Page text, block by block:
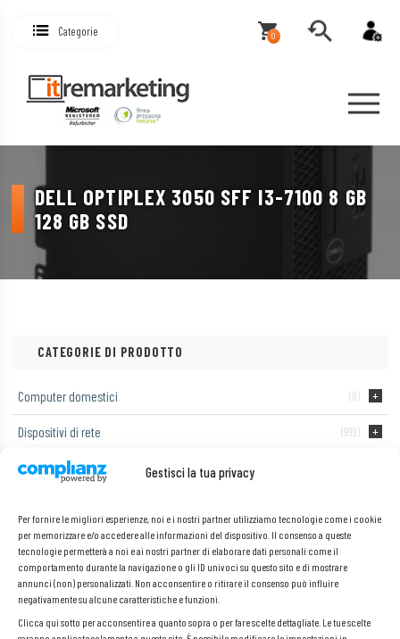
Gestisci la tua privacy
Per fornire le migliori esperienze, noi e i nostri partner utilizziamo tecnologie come i cookie
per memorizzare e/o accedere alle informazioni del dispositivo. Il consenso a queste
tecnologie permetterà a noi e ai nostri partner di elaborare dati personali come il
comportamento durante la navigazione o gli ID univoci su questo sito e di mostrare
annunci (non) personalizzati. Non acconsentire o ritirare il consenso può influire
negativamente su alcune caratteristiche e funzioni.
Clicca qui sotto per acconsentire a quanto sopra o per fare scelte dettagliate. Le tue scelte
Categorie 0
DELL OPTIPLEX 3050 SFF I3-7100 8 GB
128 GB SSD
CATEGORIE DI PRODOTTO
Computer domestici (8)
Dispositivi di rete (999)
Laptop
Telefoni e tablet (2)
Dell Optiplex 3050 SFF i3-7100 8